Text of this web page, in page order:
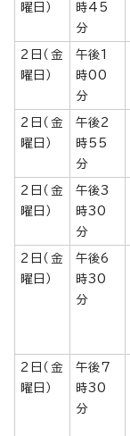
曜日）
時45
分
2日（金
曜日）
午後1
時00
分
2日（金
曜日）
午後2
時55
分
2日（金
曜日）
午後3
時30
分
2日（金
曜日）
午後6
時30
分
2日（金
曜日）
午後7
時30
分